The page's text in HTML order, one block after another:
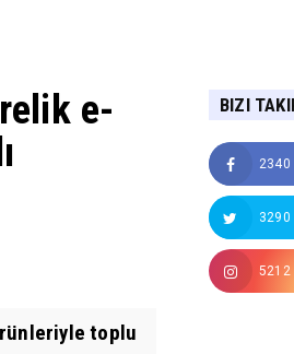
e-
toplu
BIZI
2340
3290
5212